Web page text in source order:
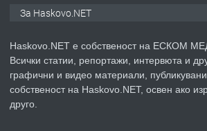
За Haskovo.NET
Haskovo.NET е собственост на ЕСКОМ
Всички статии, репортажи, интервюта и
графични и видео материали,
собственост на Haskovo.NET, освен ако
друго.